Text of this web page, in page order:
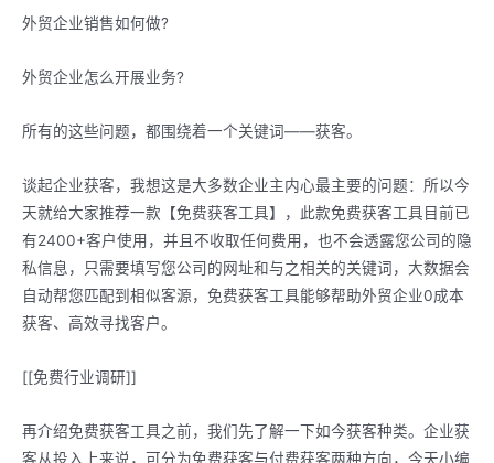
外贸企业销售如何做?
外贸企业怎么开展业务?
所有的这些问题，都围绕着一个关键词——获客。
谈起企业获客，我想这是大多数企业主内心最主要的问题：所以今
天就给大家推荐一款【免费获客工具】，此款免费获客工具目前已
有2400+客户使用，并且不收取任何费用，也不会透露您公司的隐
私信息，只需要填写您公司的网址和与之相关的关键词，大数据会
自动帮您匹配到相似客源，免费获客工具能够帮助外贸企业0成本
获客、高效寻找客户。
[[免费行业调研]]
再介绍免费获客工具之前，我们先了解一下如今获客种类。企业获
客从投入上来说，可分为免费获客与付费获客两种方向，今天小编